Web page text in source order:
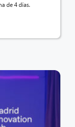
de 4 días.